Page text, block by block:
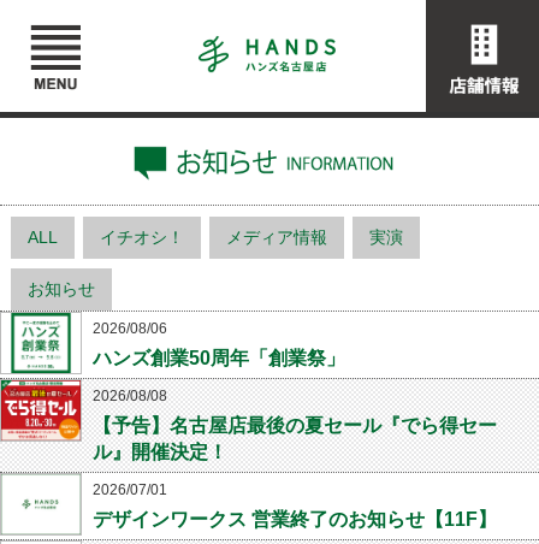
ALL イチオシ！ メディア情報 実演
お知らせ
2026/08/06
ハンズ創業50周年「創業祭」
2026/08/08
【予告】名古屋店最後の夏セール『でら得セー
ル』開催決定！
2026/07/01
デザインワークス 営業終了のお知らせ【11F】